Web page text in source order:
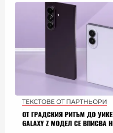
ТЕКСТОВЕ ОТ ПАРТНЬОРИ
ОТ ГРАДСКИЯ РИТЪМ ДО
GALAXY Z МОДЕЛ СЕ ВПИСВА